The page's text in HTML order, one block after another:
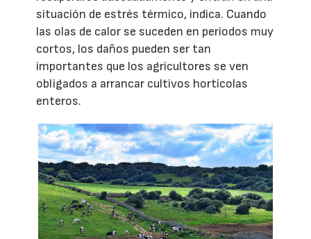
situación de estrés térmico, indica. Cuando
las olas de calor se suceden en periodos muy
cortos, los daños pueden ser tan
importantes que los agricultores se ven
obligados a arrancar cultivos hortícolas
enteros.